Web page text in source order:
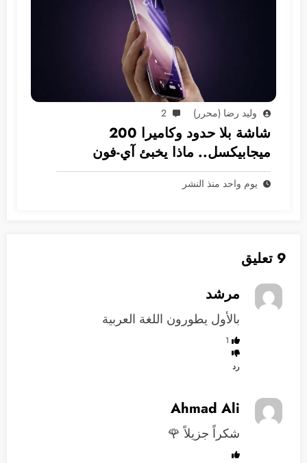
وليد رضا (محرر) 2
شاشة بلا حدود وكاميرا 200
ميجابيكسل.. ماذا يخبئ آي-فون
2028؟
يوم واحد منذ النشر
9 تعليق
مرشد
بالأول يطورون اللغة العربية
1
رد
Ahmad Ali
شكراً جزيلاً 🌹